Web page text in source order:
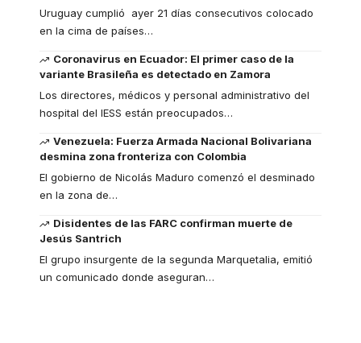
Uruguay cumplió ayer 21 días consecutivos colocado
en la cima de países…
Coronavirus en Ecuador: El primer caso de la
variante Brasileña es detectado en Zamora
Los directores, médicos y personal administrativo del
hospital del IESS están preocupados…
Venezuela: Fuerza Armada Nacional Bolivariana
desmina zona fronteriza con Colombia
El gobierno de Nicolás Maduro comenzó el desminado
en la zona de…
Disidentes de las FARC confirman muerte de
Jesús Santrich
El grupo insurgente de la segunda Marquetalia, emitió
un comunicado donde aseguran…